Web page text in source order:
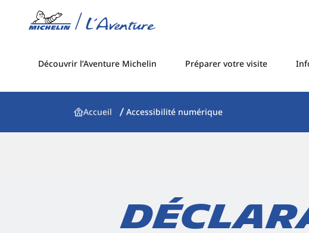
Découvrir l’Aventure Michelin Préparer votre visite
Accueil Accessibilité numérique